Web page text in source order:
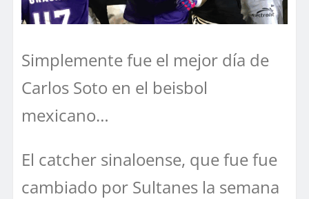
Simplemente fue el mejor día de
Carlos Soto en el beisbol
mexicano…
El catcher sinaloense, que fue fue
cambiado por Sultanes la semana